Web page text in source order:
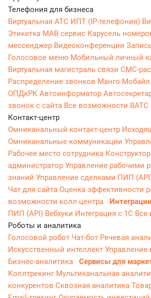
Телефония для бизнеса
Виртуальная АТС ИПТ (IP-телефония)
Этикетка МАВ сервис Карусель
мессенджер Видеоконференции
Голосовое меню Мобильный личный
Виртуальная магистраль связи СМС-
Распределение звонков Манго Мобайл
ОПДкРК Автоинформатор
звонок с сайта Все возможности ВАТС
Контакт-центр
Омниканальный контакт-центр
Омниканальные коммуникации
Рабочее место сотрудника
администратор Управление рабочими
знаний Управление сделками ПИП
Чат для сайта Оценка эффективности
возможности колл-центра
Интеграции
ПИП (API) Вебхуки Интеграция с 1С Все
Роботы и аналитика
Голосовой робот Чат-бот Речевая
Искусственный интеллект Управление
Бизнес-аналитика
Сервисы для
Коллтрекинг Мультиканальная
конкурентов Сквозная аналитика